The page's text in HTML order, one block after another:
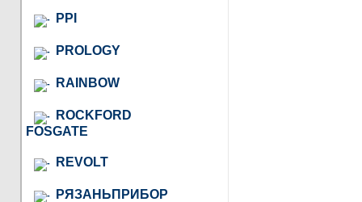
PPI
PROLOGY
RAINBOW
ROCKFORD
FOSGATE
REVOLT
РЯЗАНЬПРИБОР